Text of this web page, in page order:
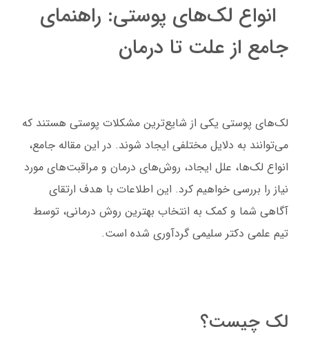
روش‌های درمان ملاسما
عوامل تشدید کننده
لک‌های ناشی از افزایش تولید ملانین2: کک و مک
لک‌های ناشی از التهاب (PIH)
لک‌های ناشی از داروها و بیماری‌های سیستمیک
انواع لک‌های پوستی: راهنمای
جامع از علت تا درمان
لک‌های پوستی یکی از شایع‌ترین مشکلات پوستی هستند که
می‌توانند به دلایل مختلفی ایجاد شوند. در این مقاله جامع،
انواع لک‌ها، علل ایجاد، روش‌های درمان و مراقبت‌های مورد
نیاز را بررسی خواهیم کرد. این اطلاعات با هدف ارتقای
آگاهی شما و کمک به انتخاب بهترین روش درمانی، توسط
تیم علمی دکتر سلیمی گردآوری شده است.
لک چیست؟